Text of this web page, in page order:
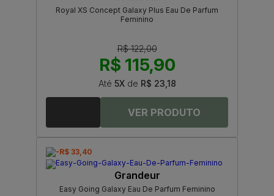
Royal XS Concept Galaxy Plus Eau De Parfum
Feminino
R$ 122,00
R$ 115,90
Até 5Xde R$ 23,18
-R$ 33,40
Grandeur
Easy Going Galaxy Eau De Parfum Feminino